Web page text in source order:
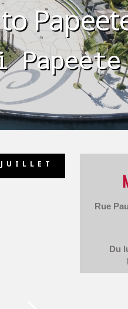
Papeete
Rue
Du